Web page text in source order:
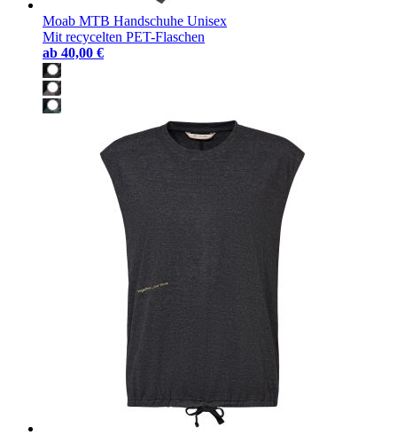
Moab MTB Handschuhe Unisex
Mit recycelten PET-Flaschen
ab 40,00 €